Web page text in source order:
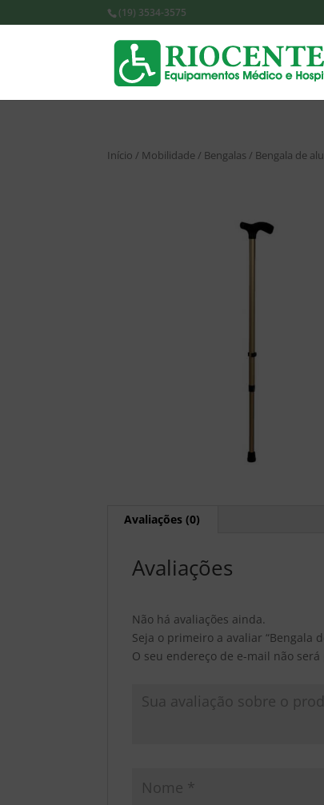
(19) 3534-3575
Início / Mobilidade/ Bengalas / Bengala de
Avaliações (0)
Avaliações
Não há avaliações ainda.
Seja o primeiro a avaliar “Bengala
O seu endereço de e-mail não